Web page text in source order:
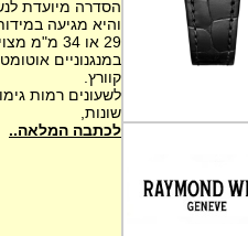
הסדרה מיועדת לנשים
והיא מגיעה במידות של
29 או 34 מ"מ מצויידת
במנגנוניים אוטומטיים או
לשעונים רמות גימור
לכתבה המלאה..